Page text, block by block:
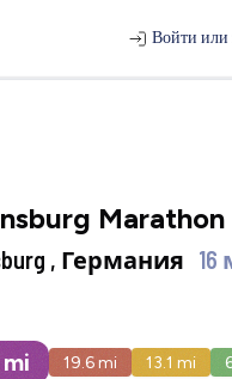
Войти или
Marathon
, Германия 16
mi 19.6mi 13.1 mi